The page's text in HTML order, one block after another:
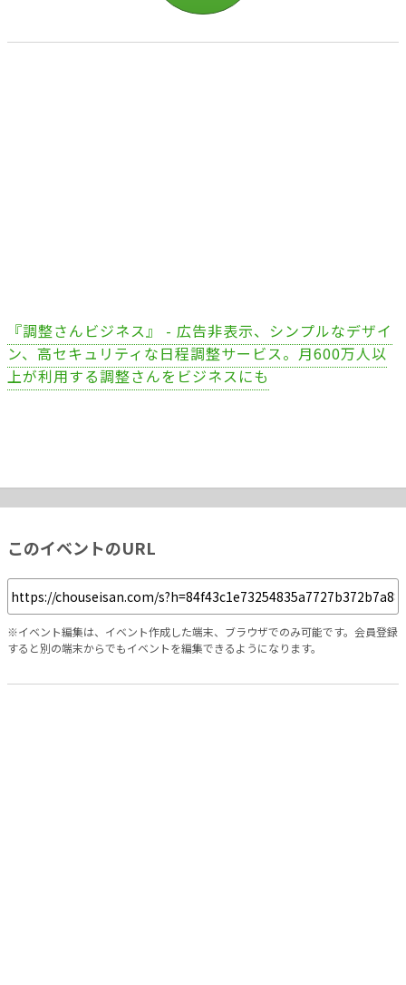
『調整さんビジネス』 - 広告非表示、シンプルなデザイ
ン、高セキュリティな日程調整サービス。月600万人以
上が利用する調整さんをビジネスにも
このイベントのURL
※イベント編集は、イベント作成した端末、ブラウザでのみ可能です。会員登録
すると別の端末からでもイベントを編集できるようになります。